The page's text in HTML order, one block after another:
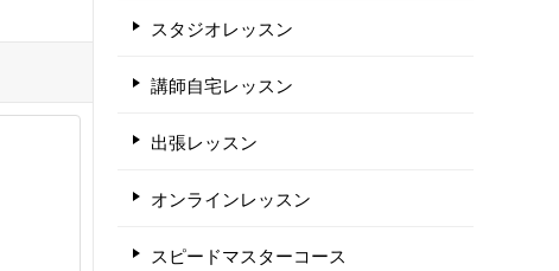
スタジオレッスン
講師自宅レッスン
出張レッスン
オンラインレッスン
スピードマスターコース